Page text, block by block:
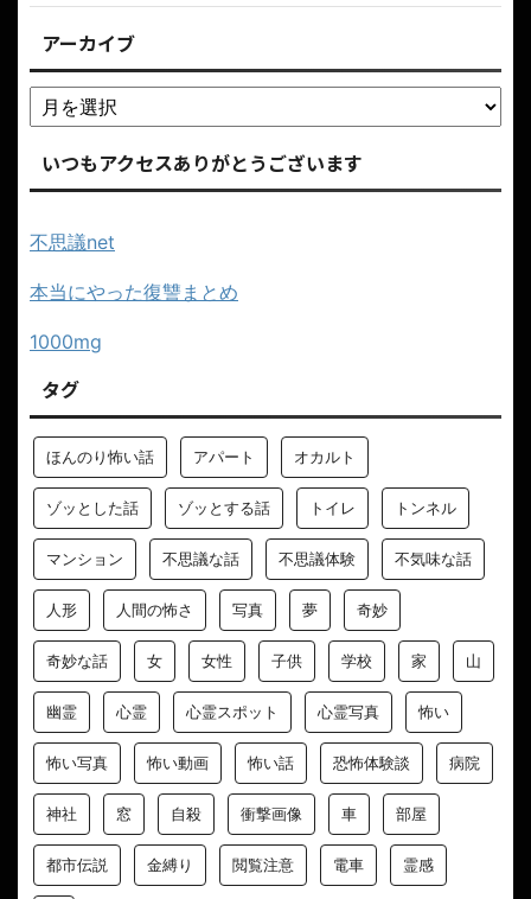
アーカイブ
いつもアクセスありがとうございます
不思議net
本当にやった復讐まとめ
1000mg
タグ
ほんのり怖い話 アパート オカルト
ゾッとした話 ゾッとする話 トイレ トンネル
マンション 不思議な話 不思議体験 不気味な話
人形 人間の怖さ 写真 夢 奇妙
奇妙な話 女 女性 子供 学校 家 山
幽霊 心霊 心霊スポット 心霊写真 怖い
怖い写真 怖い動画 怖い話 恐怖体験談 病院
神社 窓 自殺 衝撃画像 車 部屋
都市伝説 金縛り 閲覧注意 電車 霊感